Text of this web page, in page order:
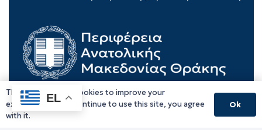
EL
This website uses cookies to improve your
experience. If you continue to use this site, you agree
with it.
Ok